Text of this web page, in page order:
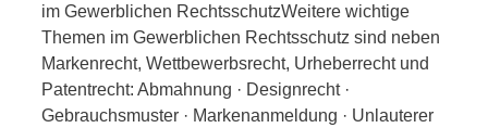
im Gewerblichen RechtsschutzWeitere wichtige
Themen im Gewerblichen Rechtsschutz sind neben
Markenrecht, Wettbewerbsrecht, Urheberrecht und
Patentrecht: Abmahnung · Designrecht ·
Gebrauchsmuster · Markenanmeldung · Unlauterer